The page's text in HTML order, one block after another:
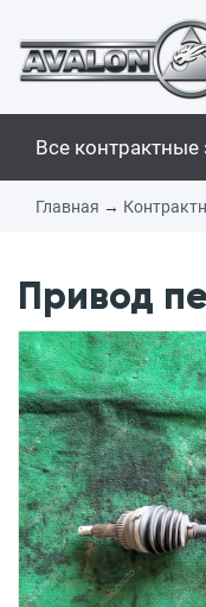
Все контрактные
Главная →
Привод